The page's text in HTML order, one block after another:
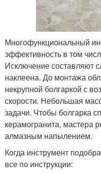
Многофункциональный
эффективность в том
Исключение составляют
наклеена. До монтажа
некрупной болгаркой с
скорости. Небольшая
задачи. Чтобы болгарка
керамогранита, мастера
алмазным напылением.
Когда инструмент
все по инструкции: